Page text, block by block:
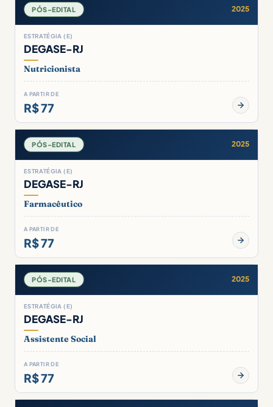
PÓS-EDITAL 2025
ESTRATÉGIA (E)
DEGASE-RJ
Nutricionista
A PARTIR DE
R$ 77
PÓS-EDITAL 2025
ESTRATÉGIA (E)
DEGASE-RJ
Farmacêutico
A PARTIR DE
R$ 77
PÓS-EDITAL 2025
ESTRATÉGIA (E)
DEGASE-RJ
Assistente Social
A PARTIR DE
R$ 77